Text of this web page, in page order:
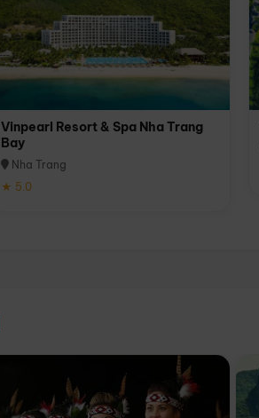
Vinpearl Resort & Spa Nha Trang
Bay
Nha Trang
★ 5.0